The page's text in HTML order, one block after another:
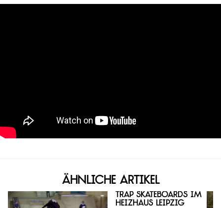
Ähnliche Artikel
Trap Skateboards im
Heizhaus Leipzig